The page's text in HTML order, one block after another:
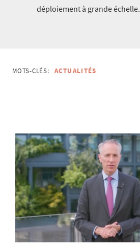
déploiement à grande échelle.
MOTS-CLÉS: ACTUALITÉS